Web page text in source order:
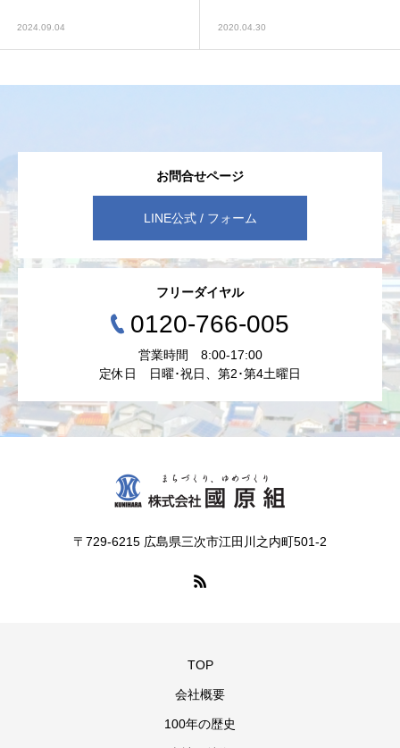
2024.09.04 2020.04.30
お問合せページ
LINE公式 / フォーム
フリーダイヤル
0120-766-005
営業時間 8:00-17:00
定休日 日曜･祝日、第2･第4土曜日
〒729-6215 広島県三次市江田川之内町501-2
TOP
会社概要
100年の歴史